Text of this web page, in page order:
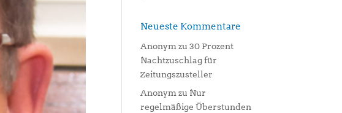
Neueste Kommentare
Anonym zu30 Prozent
Nachtzuschlag für
Zeitungszusteller
Anonym zu Nur
regelmäßige Überstunden